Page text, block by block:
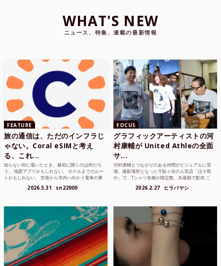
WHAT'S NEW
ニュース、特集、連載の最新情報
FEATURE
旅の通信は、ただのインフラじ
ゃない。Coral eSIMと考え
る、これ...
知らない街に着いたとき、最初に開くのは何だろ
う。 地図アプリかもしれない。 ホテルまでのルー
トかもしれない。 空港から市内へ向かう電車の乗
2026.5.31 sn22000
FOCUS
グラフィックアーティストの河
村康輔が United Athleの全面
サ...
河村康輔とつながりのある仲間がビジュアルに登
場。撮影場所となった千駄ヶ谷の人気店「ほそ島
や」で、Tシャツ各種が限定数、先着順で配布 こ
2026.2.27 ヒラバヤシ